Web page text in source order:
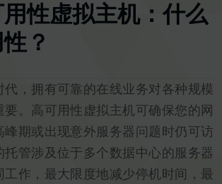
性虚拟主机：什么
？
代，拥有可靠的在线业务对各种规模
要。高可用性虚拟主机可确保您的网
峰期或出现意外服务器问题时仍可访
托管涉及位于多个数据中心的服务器
工作，最大限度地减少停机时间，最